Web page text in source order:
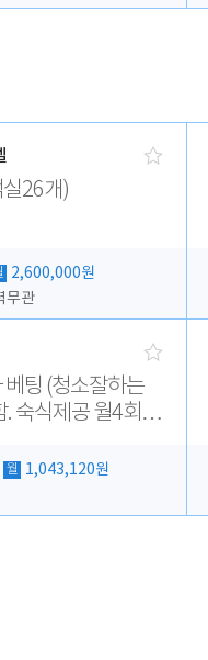
26개)
2,600,000원
무관
제공 월4회휴
월
1,043,120원